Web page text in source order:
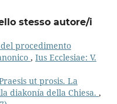
stesso autore/i
procedimento
, Ius Ecclesiae: V.
ut prosis. La
diakonía della Chiesa. ,